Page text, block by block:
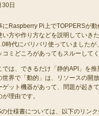
日
にRaspberry Pi上でTOPPERSが
い方や作り方などを説明していきた
時代にバリバリ使っていました
コミどころがあってもスルーして
では、できるだけ「静的API」を推
世界で「動的」は、リソースの開
ゲット機器があって、問題が起き
理由です。
仕様書については、以下のリンク